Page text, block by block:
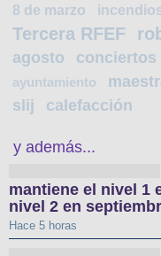
8 de marzo
Tercera RFEF
agosto
conciertos
ayuntamiento
slij
calefacción
y además...
mantiene el nivel 1
nivel 2 en
Hace 5 horas